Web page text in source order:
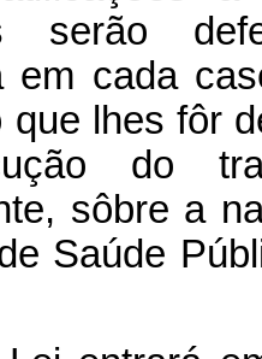
serão
em cada
que lhes fôr
do
sôbre a
Saúde